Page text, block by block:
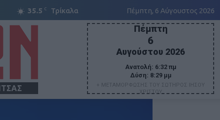
35.5 C Τρίκαλα Πέμπτη, 6 Αύγουστος 2026
Πέμπτη
6
Αυγούστου 2026
Ανατολή: 6:32 πμ
Δύση: 8:29 μμ
+ ΜΕΤΑΜΟΡΦΩΣΗΣ ΤΟΥ ΣΩΤΗΡΟΣ ΙΗΣΟΥ
ΧΡΙΣΤΟΥ